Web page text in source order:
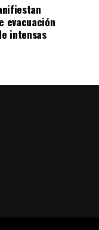
evacuación
intensas